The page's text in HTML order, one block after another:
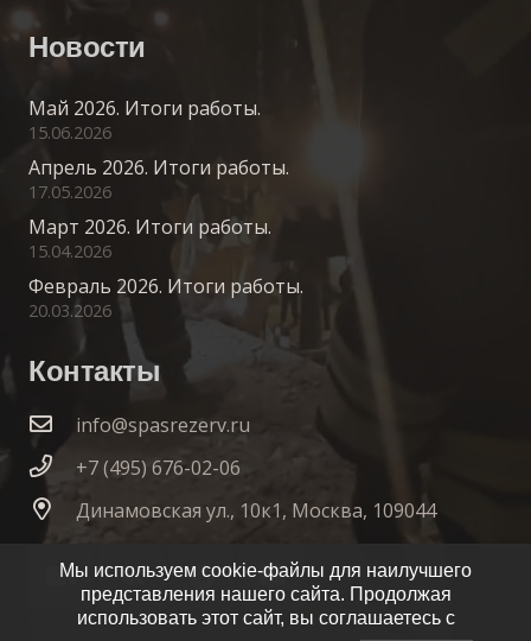
Новости
Май 2026. Итоги работы.
15.06.2026
Апрель 2026. Итоги работы.
17.05.2026
Март 2026. Итоги работы.
15.04.2026
Февраль 2026. Итоги работы.
20.03.2026
Контакты
info@spasrezerv.ru
+7 (495) 676-02-06
Динамовская ул., 10к1, Москва, 109044
Мы используем cookie-файлы для наилучшего
представления нашего сайта. Продолжая
использовать этот сайт, вы соглашаетесь с